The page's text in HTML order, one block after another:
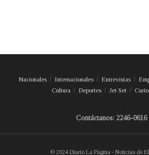
Nacionales Internacionales Entrevistas
Cultura
Deportes Jet Set
Contáctanos: 2246-0616
© 2024 Diario La Página - Noticias de